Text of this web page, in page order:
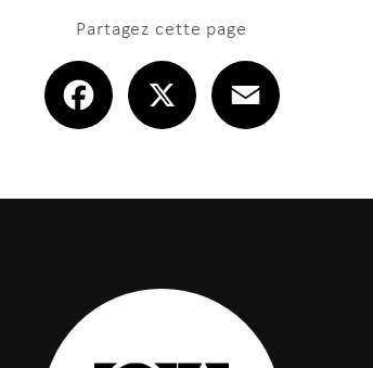
Partagez cette page
Facebook